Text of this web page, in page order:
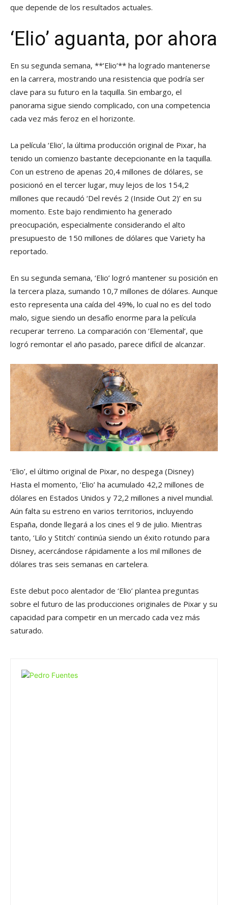
que depende de los resultados actuales.
‘Elio’ aguanta, por ahora
En su segunda semana, **’Elio’** ha logrado mantenerse
en la carrera, mostrando una resistencia que podría ser
clave para su futuro en la taquilla. Sin embargo, el
panorama sigue siendo complicado, con una competencia
cada vez más feroz en el horizonte.
La película ‘Elio’, la última producción original de Pixar, ha
tenido un comienzo bastante decepcionante en la taquilla.
Con un estreno de apenas 20,4 millones de dólares, se
posicionó en el tercer lugar, muy lejos de los 154,2
millones que recaudó ‘Del revés 2 (Inside Out 2)’ en su
momento. Este bajo rendimiento ha generado
preocupación, especialmente considerando el alto
presupuesto de 150 millones de dólares que Variety ha
reportado.
En su segunda semana, ‘Elio’ logró mantener su posición en
la tercera plaza, sumando 10,7 millones de dólares. Aunque
esto representa una caída del 49%, lo cual no es del todo
malo, sigue siendo un desafío enorme para la película
recuperar terreno. La comparación con ‘Elemental’, que
logró remontar el año pasado, parece difícil de alcanzar.
‘Elio’, el último original de Pixar, no despega (Disney)
Hasta el momento, ‘Elio’ ha acumulado 42,2 millones de
dólares en Estados Unidos y 72,2 millones a nivel mundial.
Aún falta su estreno en varios territorios, incluyendo
España, donde llegará a los cines el 9 de julio. Mientras
tanto, ‘Lilo y Stitch’ continúa siendo un éxito rotundo para
Disney, acercándose rápidamente a los mil millones de
dólares tras seis semanas en cartelera.
Este debut poco alentador de ‘Elio’ plantea preguntas
sobre el futuro de las producciones originales de Pixar y su
capacidad para competir en un mercado cada vez más
saturado.